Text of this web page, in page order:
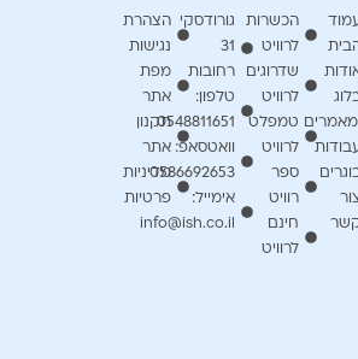
הכשרות
לרוויט
שדרוגים
לרוויט
טמפלט
לרוויט
ספר
רוויט
חינם
לרוויט
גורודסקי
31
רחובות
טלפון:
0548811651
וואטסאפ:
0586692653
אימייל:
info@ish.co.il
הצהרת
נגישות
מפת
אתר
תקנון
אתר
מדיניות
פרטיות